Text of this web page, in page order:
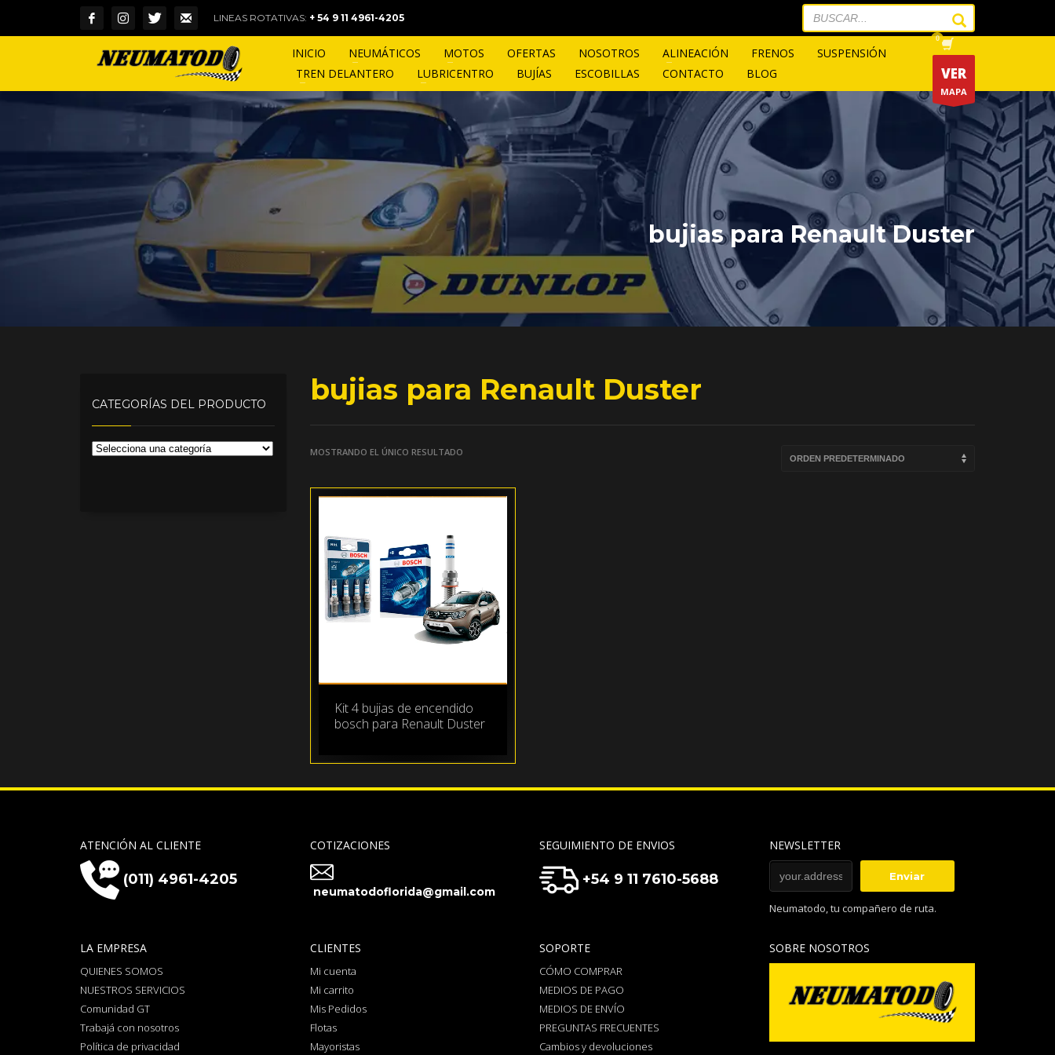
LINEAS ROTATIVAS: + 54 9 11 4961-4205
INICIO NEUMÁTICOS MOTOS OFERTAS NOSOTROS ALINEACIÓN FRENOS
SUSPENSIÓN
TREN DELANTERO
LUBRICENTRO BUJÍAS ESCOBILLAS CONTACTO BLOG VER
MAPA
bujias para Renault Duster
bujias para Renault Duster
MOSTRANDO EL ÚNICO RESULTADO
Kit 4 bujias de encendido
bosch para Renault Duster
CATEGORÍAS DEL PRODUCTO
ATENCIÓN AL CLIENTE
(011) 4961-4205
COTIZACIONES
neumatodoflorida@gmail.com
SEGUIMIENTO DE ENVIOS
+54 9 11 7610-5688
NEWSLETTER
Neumatodo, tu compañero de ruta.
LA EMPRESA
QUIENES SOMOS
NUESTROS SERVICIOS
Comunidad GT
Trabajá con nosotros
Política de privacidad
CLIENTES
Mi cuenta
Mi carrito
Mis Pedidos
Flotas
Mayoristas
SOPORTE
CÓMO COMPRAR
MEDIOS DE PAGO
MEDIOS DE ENVÍO
PREGUNTAS FRECUENTES
Cambios y devoluciones
SOBRE NOSOTROS